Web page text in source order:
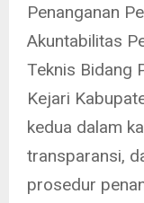
Penanganan
Akuntabilitas
Teknis Bidang
Kejari
kedua dalam
transparansi,
prosedur